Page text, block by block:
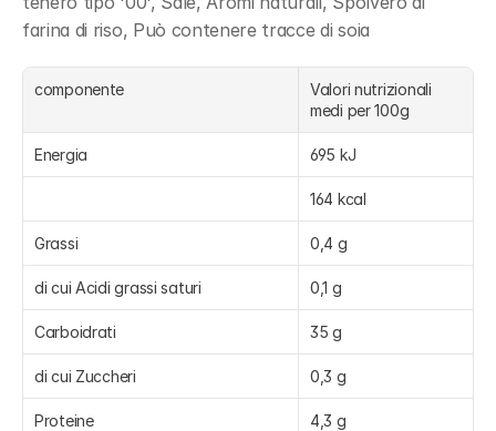
farina di riso, Può contenere tracce di soia
componente
Valori nutrizionali
medi per 100g
Energia 695 kJ
164 kcal
Grassi 0,4 g
di cui Acidi grassi saturi 0,1 g
Carboidrati 35 g
di cui Zuccheri 0,3 g
Proteine 4,3 g